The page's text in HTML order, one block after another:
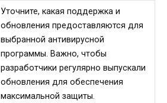
Уточните, какая поддержка и
обновления предоставляются для
выбранной антивирусной
программы. Важно, чтобы
разработчики регулярно выпускали
обновления для обеспечения
максимальной защиты.